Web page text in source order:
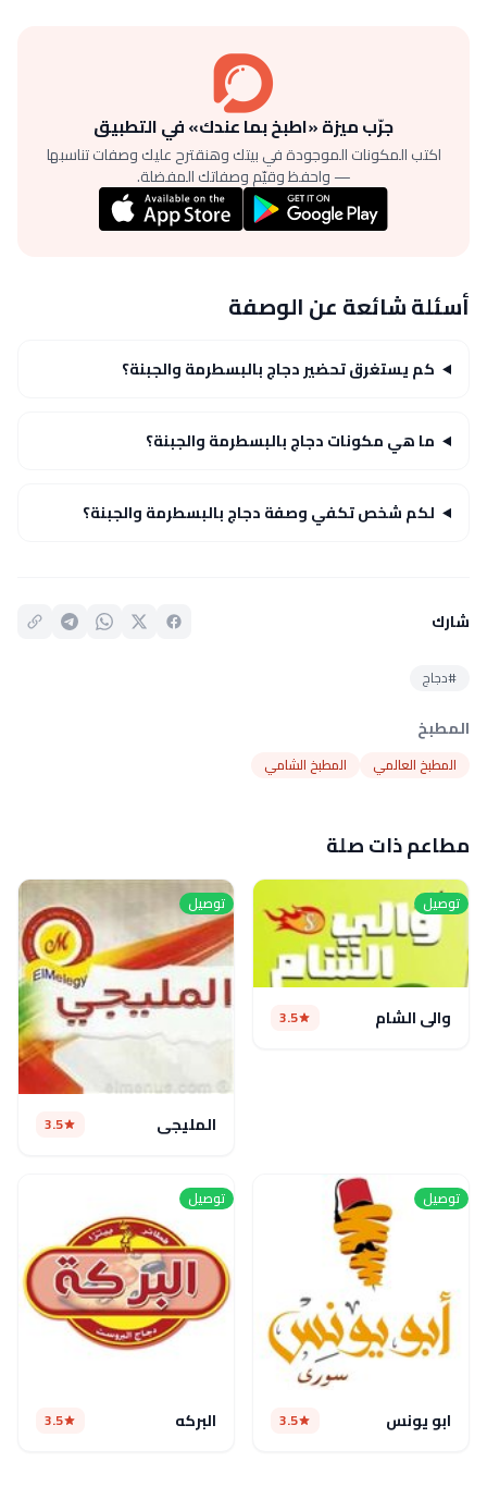
جرّب ميزة «اطبخ بما عندك» في التطبيق
اكتب المكونات الموجودة في بيتك وهنقترح عليك وصفات تناسبها
— واحفظ وقيّم وصفاتك المفضلة.
أسئلة شائعة عن الوصفة
كم يستغرق تحضير دجاج بالبسطرمة والجبنة؟
ما هي مكونات دجاج بالبسطرمة والجبنة؟
لكم شخص تكفي وصفة دجاج بالبسطرمة والجبنة؟
شارك
#دجاج
المطبخ
المطبخ العالمي المطبخ الشامي
مطاعم ذات صلة
توصيل
والي الشام 3.5
توصيل
المليجى 3.5
توصيل
ابو يونس 3.5
توصيل
البركه 3.5